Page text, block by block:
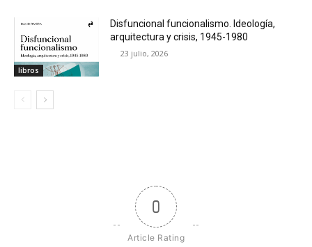
libros
Disfuncional funcionalismo. Ideología,
arquitectura y crisis, 1945-1980
23 julio, 2026
0
Article Rating